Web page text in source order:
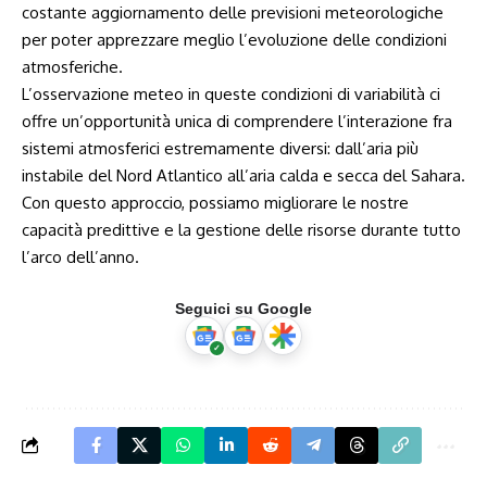
costante aggiornamento delle previsioni meteorologiche
per​ poter apprezzare meglio l’evoluzione‌ delle condizioni
atmosferiche.
L’osservazione meteo in queste condizioni di variabilità ci
offre un’opportunità unica⁤ di comprendere ⁣l’interazione ⁢fra
sistemi atmosferici estremamente diversi: dall’aria più
instabile del Nord ⁢Atlantico all’aria calda e secca del ⁢Sahara.⁣
Con questo‌ approccio, possiamo migliorare le nostre
capacità ​predittive e la gestione delle risorse⁢ durante tutto
l’arco dell’anno.
Seguici su Google